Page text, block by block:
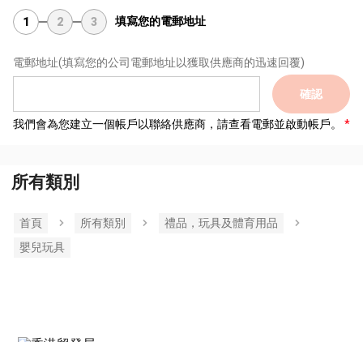
1 2 3 填寫您的電郵地址
電郵地址(填寫您的公司電郵地址以獲取供應商的迅速回覆)
確認
我們會為您建立一個帳戶以聯絡供應商，請查看電郵並啟動帳戶。
所有類別
首頁 所有類別
禮品，玩具及體育用品
嬰兒玩具